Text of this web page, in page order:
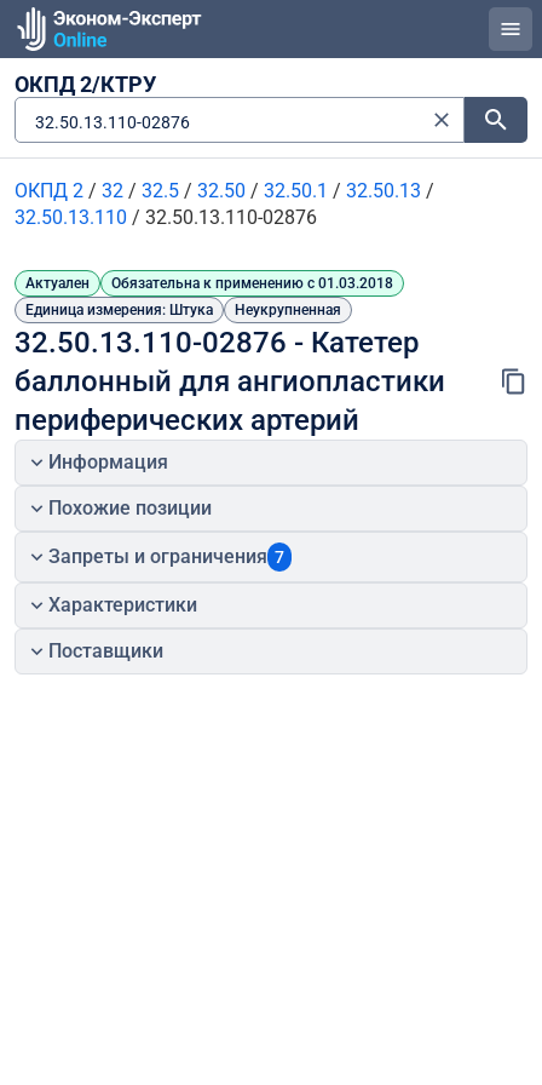
ОКПД 2/КТРУ
32.50.13.110-02876
ОКПД 2 / 32 / 32.5 / 32.50 / 32.50.1 / 32.50.13 /
32.50.13.110 / 32.50.13.110-02876
Актуален
Обязательна к применению с 01.03.2018
Единица измерения: Штука
Неукрупненная
32.50.13.110-02876 - Катетер
баллонный для ангиопластики
периферических артерий
Информация
Похожие позиции
Запреты и ограничения 7
Характеристики
Поставщики